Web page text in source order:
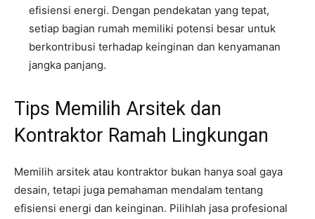
efisiensi energi. Dengan pendekatan yang tepat,
setiap bagian rumah memiliki potensi besar untuk
berkontribusi terhadap keinginan dan kenyamanan
jangka panjang.
Tips Memilih Arsitek dan
Kontraktor Ramah Lingkungan
Memilih arsitek atau kontraktor bukan hanya soal gaya
desain, tetapi juga pemahaman mendalam tentang
efisiensi energi dan keinginan. Pilihlah jasa profesional